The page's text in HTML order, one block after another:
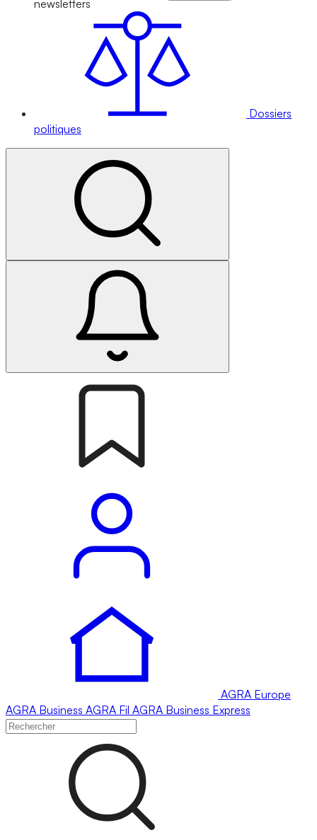
newsletters
Dossiers
politiques
AGRA Europe
AGRA Business AGRA Fil AGRA Business Express